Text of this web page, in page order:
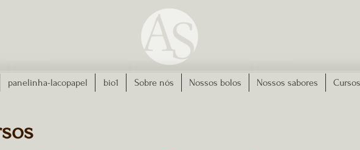
panelinha-lacopapel bio1 Sobre nós Nossos bolos Nossos sabores